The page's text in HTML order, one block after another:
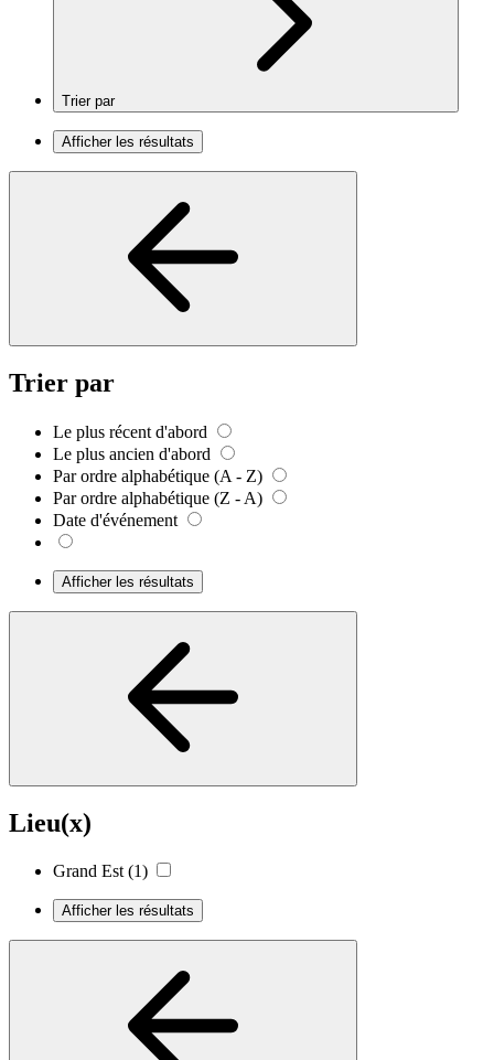
Trier par
Afficher les résultats
Trier par
Le plus récent d'abord
Le plus ancien d'abord
Par ordre alphabétique (A - Z)
Par ordre alphabétique (Z - A)
Date d'événement
Afficher les résultats
Lieu(x)
Grand Est (1)
Afficher les résultats